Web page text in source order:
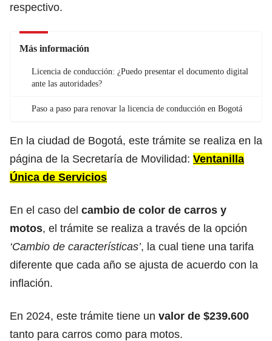
respectivo.
Más información
Licencia de conducción: ¿Puedo presentar el documento digital
ante las autoridades?
Paso a paso para renovar la licencia de conducción en Bogotá
En la ciudad de Bogotá, este trámite se realiza en la
página de la Secretaría de Movilidad: Ventanilla
Única de Servicios
En el caso del cambio de color de carros y
motos, el trámite se realiza a través de la opción
‘Cambio de características’, la cual tiene una tarifa
diferente que cada año se ajusta de acuerdo con la
inflación.
En 2024, este trámite tiene un valor de $239.600
tanto para carros como para motos.